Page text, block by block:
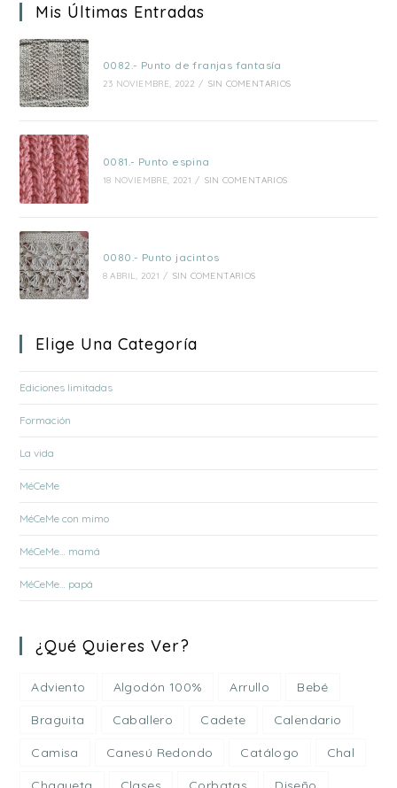
Mis Últimas Entradas
0082.- Punto de franjas fantasía
23 NOVIEMBRE, 2022 / SIN COMENTARIOS
0081.- Punto espina
18 NOVIEMBRE, 2021 / SIN COMENTARIOS
0080.- Punto jacintos
8 ABRIL, 2021 / SIN COMENTARIOS
Elige Una Categoría
Ediciones limitadas
Formación
La vida
MéCeMe
MéCeMe con mimo
MéCeMe… mamá
MéCeMe… papá
¿Qué Quieres Ver?
Adviento Algodón 100% Arrullo Bebé
Braguita Caballero Cadete Calendario
Camisa Canesú Redondo Catálogo Chal